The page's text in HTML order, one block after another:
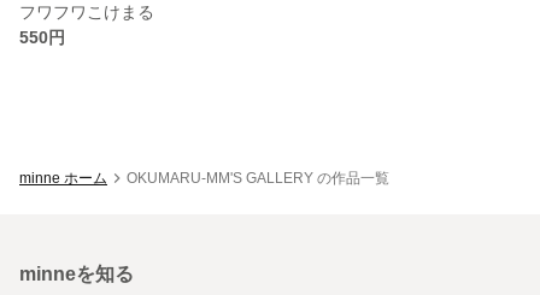
フワフワこけまる
550円
minne ホーム OKUMARU-MM'S GALLERY の作品一覧
minneを知る